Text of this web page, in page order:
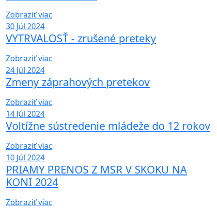
Zobraziť viac
30 Júl 2024
VYTRVALOSŤ - zrušené preteky
Zobraziť viac
24 Júl 2024
Zmeny záprahových pretekov
Zobraziť viac
14 Júl 2024
Voltížne sústredenie mládeže do 12 rokov
Zobraziť viac
10 Júl 2024
PRIAMY PRENOS Z MSR V SKOKU NA
KONI 2024
Zobraziť viac